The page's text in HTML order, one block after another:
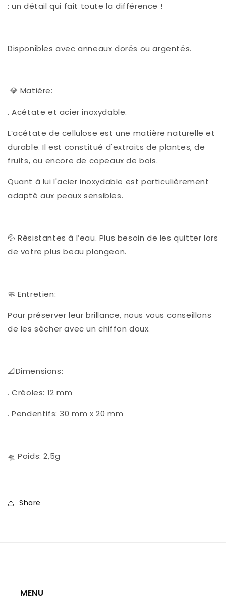
: un détail qui fait toute la différence !
Disponibles avec anneaux dorés ou argentés.
💎 Matière:
. Acétate et acier inoxydable.
L’acétate de cellulose est une matière naturelle et
durable. Il est constitué d'extraits de plantes, de
fruits, ou encore de copeaux de bois.
Quant à lui l'acier inoxydable est particulièrement
adapté aux peaux sensibles.
💦 Résistantes à l’eau. Plus besoin de les quitter lors
de votre plus beau plongeon.
🧼 Entretien:
Pour préserver leur brillance, nous vous conseillons
de les sécher avec un chiffon doux.
📐Dimensions:
. Créoles: 12 mm
. Pendentifs: 30 mm x 20 mm
🛸 Poids: 2,5g
Share
MENU